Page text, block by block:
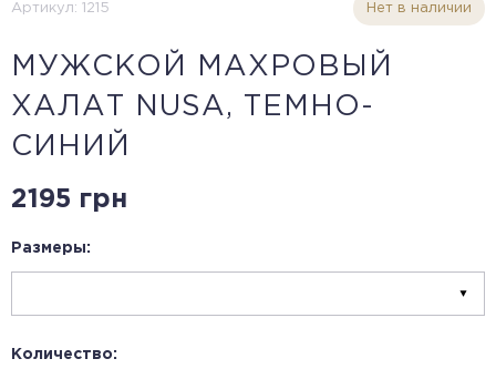
Артикул: 1215 Нет в наличии
МУЖСКОЙ МАХРОВЫЙ
ХАЛАТ NUSA, ТЕМНО-
СИНИЙ
2195 грн
Размеры:
Количество: